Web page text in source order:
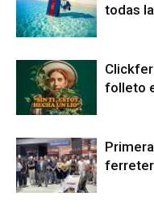
todas
folleto